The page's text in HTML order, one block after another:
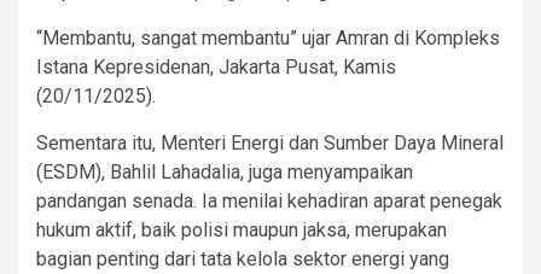
“Membantu, sangat membantu” ujar Amran di Kompleks
Istana Kepresidenan, Jakarta Pusat, Kamis
(20/11/2025).
Sementara itu, Menteri Energi dan Sumber Daya Mineral
(ESDM), Bahlil Lahadalia, juga menyampaikan
pandangan senada. Ia menilai kehadiran aparat penegak
hukum aktif, baik polisi maupun jaksa, merupakan
bagian penting dari tata kelola sektor energi yang